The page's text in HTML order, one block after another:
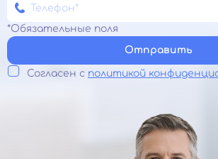
*Обязательные поля
Отправить
Согласен с политикой